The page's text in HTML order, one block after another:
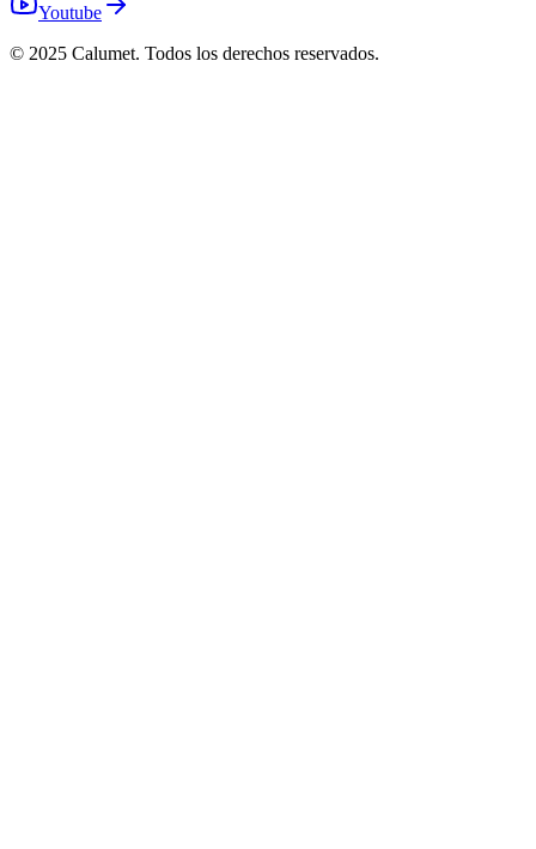
Youtube
© 2025 Calumet. Todos los derechos reservados.